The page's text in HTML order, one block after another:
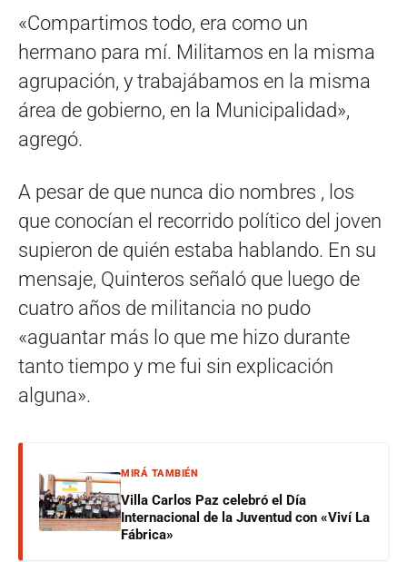
«Compartimos todo, era como un
hermano para mí. Militamos en la misma
agrupación, y trabajábamos en la misma
área de gobierno, en la Municipalidad»,
agregó.
A pesar de que nunca dio nombres , los
que conocían el recorrido político del joven
supieron de quién estaba hablando. En su
mensaje, Quinteros señaló que luego de
cuatro años de militancia no pudo
«aguantar más lo que me hizo durante
tanto tiempo y me fui sin explicación
alguna».
MIRÁ TAMBIÉN
Villa Carlos Paz celebró el Día
Internacional de la Juventud con «Viví La
Fábrica»